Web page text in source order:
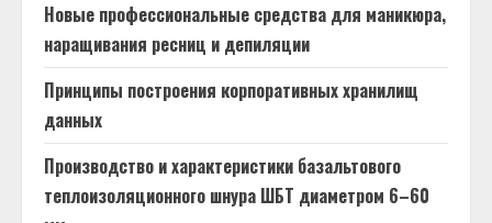
Новые профессиональные средства для маникюра,
наращивания ресниц и депиляции
Принципы построения корпоративных хранилищ
данных
Производство и характеристики базальтового
теплоизоляционного шнура ШБТ диаметром 6–60